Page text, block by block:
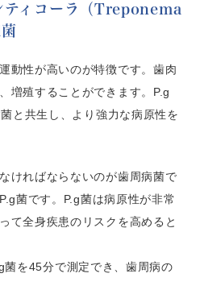
ティコーラ（Treponema
動性が高いのが特徴です。歯肉
増殖することができます。P.g
と共生し、より強力な病原性を
ければならないのが歯周病菌で
菌です。P.g菌は病原性が非常
て全身疾患のリスクを高めると
を45分で測定でき、歯周病の